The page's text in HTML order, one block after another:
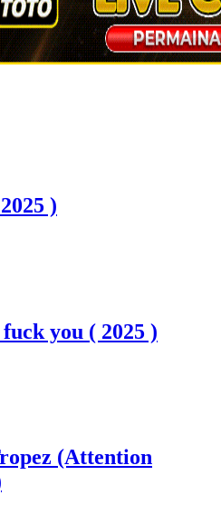
)
you ( 2025 )
(Attention